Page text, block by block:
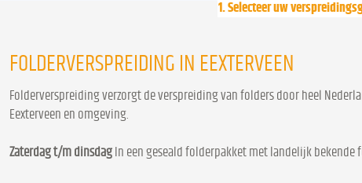
1. Selecteer uw
FOLDERVERSPREIDING IN EEXTERVEEN
Folderverspreiding verzorgt de verspreiding van folders door heel
Eexterveen en omgeving.
Zaterdag t/m dinsdag In een geseald folderpakket met landelijk bekende